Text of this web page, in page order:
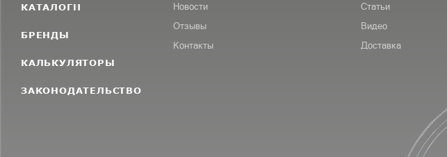
КАТАЛОГИ
БРЕНДЫ
КАЛЬКУЛЯТОРЫ
ЗАКОНОДАТЕЛЬСТВО
Новости
Отзывы
Контакты
Статьи
Видео
Доставка